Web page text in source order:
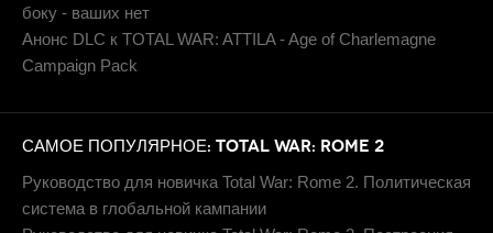
боку - ваших нет
Анонс DLC к TOTAL WAR: ATTILA - Age of Charlemagne
Campaign Pack
САМОЕ ПОПУЛЯРНОЕ: TOTAL WAR: ROME 2
Руководство для новичка Total War: Rome 2. Политическая
система в глобальной кампании